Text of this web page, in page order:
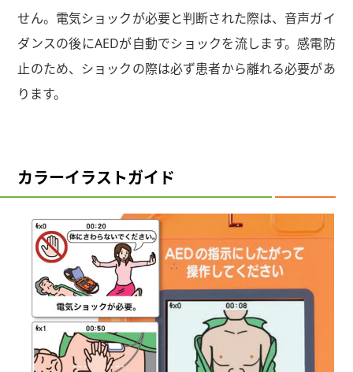
せん。電気ショックが必要と判断された際は、音声ガイ
ダンスの後にAEDが自動でショックを流します。感電防
止のため、ショックの際は必ず患者から離れる必要があ
ります。
カラーイラストガイド